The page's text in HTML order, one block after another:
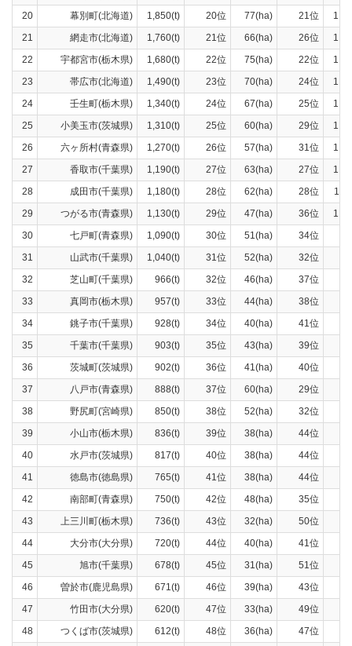
20
幕別町(北海道) 1,850(t) 20位 77(ha) 21位
21
網走市(北海道) 1,760(t) 21位 66(ha) 26位
22
宇都宮市(栃木県) 1,680(t) 22位 75(ha) 22位
23
帯広市(北海道) 1,490(t) 23位 70(ha) 24位
24
壬生町(栃木県) 1,340(t) 24位 67(ha) 25位
25
小美玉市(茨城県) 1,310(t) 25位 60(ha) 29位
26
六ヶ所村(青森県) 1,270(t) 26位 57(ha) 31位
27
香取市(千葉県) 1,190(t) 27位 63(ha) 27位
28
成田市(千葉県) 1,180(t) 28位 62(ha) 28位
29
つがる市(青森県) 1,130(t) 29位 47(ha) 36位
30
七戸町(青森県) 1,090(t) 30位 51(ha) 34位
31
山武市(千葉県) 1,040(t) 31位 52(ha) 32位
32
芝山町(千葉県) 966(t) 32位 46(ha) 37位
33
真岡市(栃木県) 957(t) 33位 44(ha) 38位
34
銚子市(千葉県) 928(t) 34位 40(ha) 41位
35
千葉市(千葉県) 903(t) 35位 43(ha) 39位
36
茨城町(茨城県) 902(t) 36位 41(ha) 40位
37
八戸市(青森県) 888(t) 37位 60(ha) 29位
38
野尻町(宮崎県) 850(t) 38位 52(ha) 32位
39
小山市(栃木県) 836(t) 39位 38(ha) 44位
40
水戸市(茨城県) 817(t) 40位 38(ha) 44位
41
徳島市(徳島県) 765(t) 41位 38(ha) 44位
42
南部町(青森県) 750(t) 42位 48(ha) 35位
43
上三川町(栃木県) 736(t) 43位 32(ha) 50位
44
大分市(大分県) 720(t) 44位 40(ha) 41位
45
旭市(千葉県) 678(t) 45位 31(ha) 51位
46
曽於市(鹿児島県) 671(t) 46位 39(ha) 43位
47
竹田市(大分県) 620(t) 47位 33(ha) 49位
48
つくば市(茨城県) 612(t) 48位 36(ha) 47位